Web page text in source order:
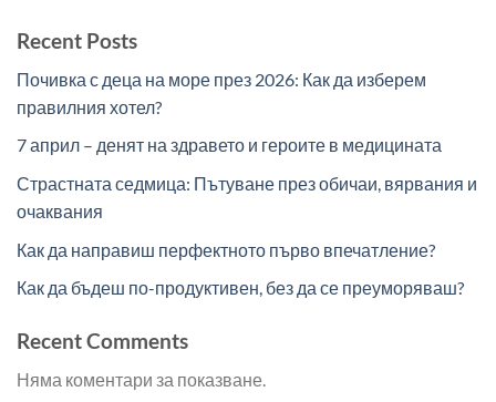
Recent Posts
Почивка с деца на море през 2026: Как да изберем
правилния хотел?
7 април – денят на здравето и героите в медицината
Страстната седмица: Пътуване през обичаи, вярвания и
очаквания
Как да направиш перфектното първо впечатление?
Как да бъдеш по-продуктивен, без да се преуморяваш?
Recent Comments
Няма коментари за показване.